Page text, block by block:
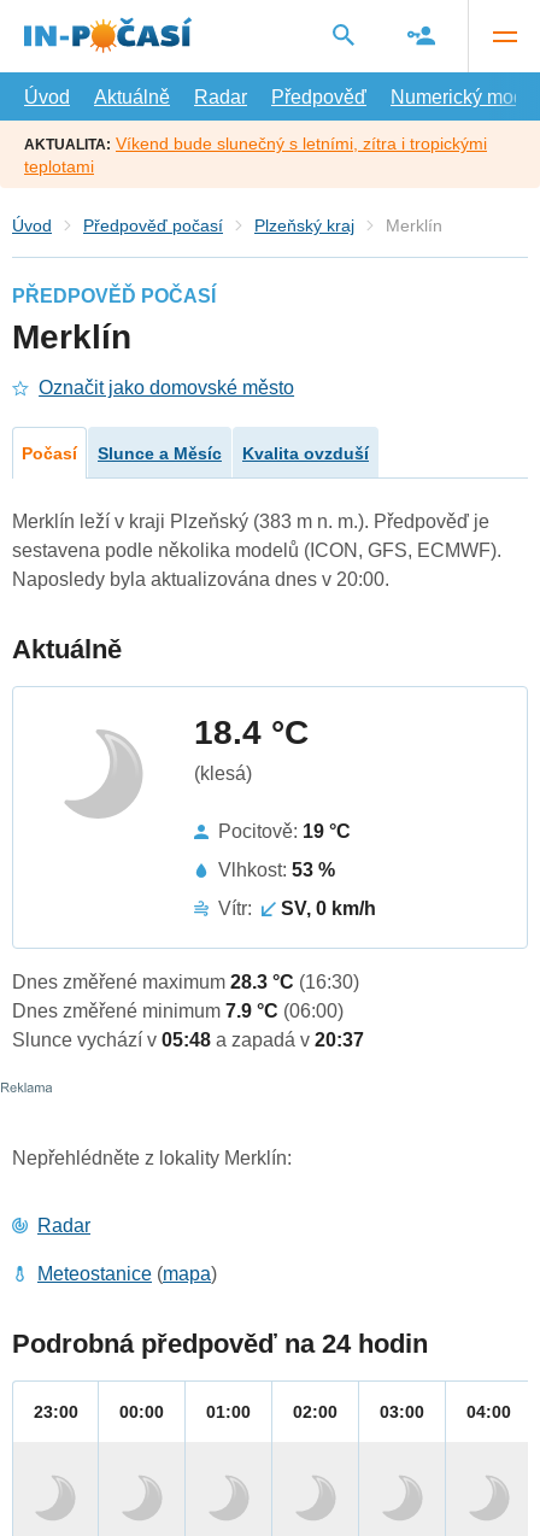
hlavní
Úvod
Aktuálně Radar Předpověď Numerický model
AKTUALITA: Víkend bude slunečný s letními, zítra i tropickými
teplotami
Úvod Předpověď počasí Plzeňský kraj Merklín
PŘEDPOVĚĎ POČASÍ
Merklín
Označit jako domovské město
Počasí Slunce a Měsíc Kvalita ovzduší
Merklín leží v kraji Plzeňský (383 m n. m.). Předpověď je
sestavena podle několika modelů (ICON, GFS, ECMWF).
Naposledy byla aktualizována dnes v 20:00.
Aktuálně
18.4 °C
(klesá)
Pocitově: 19 °C
Vlhkost: 53 %
Vítr:
SV, 0 km/h
Dnes změřené maximum 28.3 °C (16:30)
Dnes změřené minimum 7.9 °C (06:00)
Slunce vychází v 05:48 a zapadá v 20:37
Nepřehlédněte z lokality Merklín:
Radar
Meteostanice (mapa)
Podrobná předpověď na 24 hodin
23:00 00:00 01:00 02:00 03:00 04:00